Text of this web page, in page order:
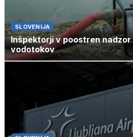
SLOVENIJA
Inšpektorji v poostren nadzor
vodotokov